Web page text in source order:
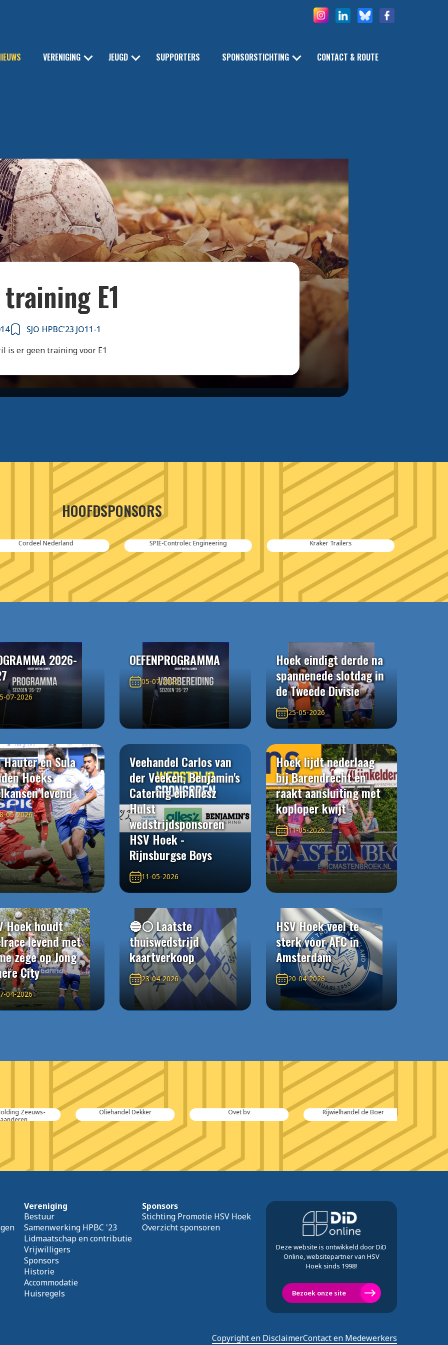
VERENIGING JEUGD SUPPORTERS SPONSORSTICHTING CONTACT & ROUTE
Bekijk alle foto's
E1
SJO HPBC'23 JO11-1
is er geen training voor E1
HOOFDSPONSORS
Cordeel Nederland SPIE-Controlec Engineering Kraker Trailers
2026-
07-2026
OEFENPROGRAMMA
05-07-2026
Hoek eindigt derde na
spannenede slotdag in
de Tweede Divisie
25-05-2026
Hauter en Sula
Hoeks
levend
05-2026
Veehandel Carlos van
der Veeken, Benjamin's
Catering en Allesz
Hulst
wedstrijdsponsoren
HSV Hoek -
Rijnsburgse Boys
11-05-2026
Hoek lijdt nederlaag
bij Barendrecht en
raakt aansluiting met
koploper kwijt
11-05-2026
Hoek houdt
levend met
zege op Jong
City
04-2026
🔵⚪️ Laatste
thuiswedstrijd
kaartverkoop
23-04-2026
HSV Hoek veel te
sterk voor AFC in
Amsterdam
20-04-2026
Zeeuws-
Oliehandel Dekker Ovet bv Rijwielhandel de Boer
Vereniging
Bestuur
Samenwerking HPBC '23
Lidmaatschap en contributie
Vrijwilligers
Sponsors
Historie
Accommodatie
Huisregels
Sponsors
Stichting Promotie HSV Hoek
Overzicht sponsoren
Deze website is ontwikkeld door DiD
Online, websitepartner van HSV
Hoek sinds 1998!
Bezoek onze site
Copyright en DisclaimerContact en Medewerkers